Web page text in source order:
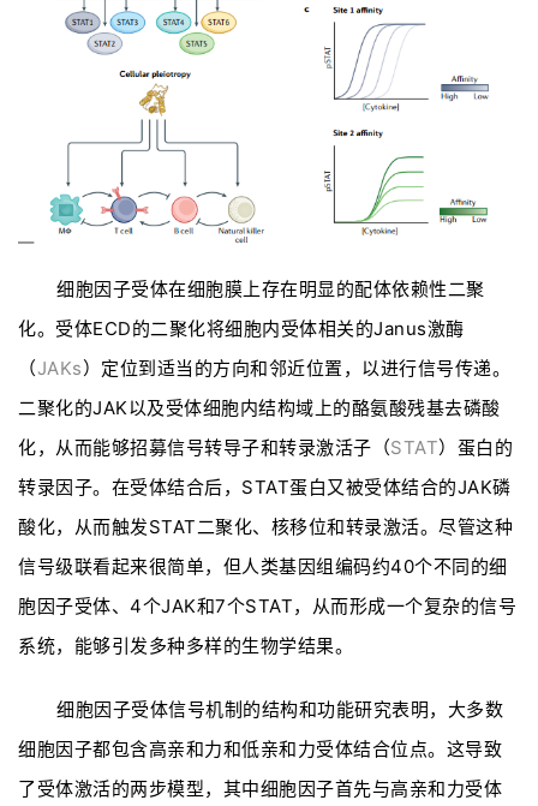
细胞因子受体在细胞膜上存在明显的配体依赖性二聚
化。受体ECD的二聚化将细胞内受体相关的Janus激酶
（JAKs）定位到适当的方向和邻近位置，以进行信号传递。
二聚化的JAK以及受体细胞内结构域上的酪氨酸残基去磷酸
化，从而能够招募信号转导子和转录激活子（STAT）蛋白的
转录因子。在受体结合后，STAT蛋白又被受体结合的JAK磷
酸化，从而触发STAT二聚化、核移位和转录激活。尽管这种
信号级联看起来很简单，但人类基因组编码约40个不同的细
胞因子受体、4个JAK和7个STAT，从而形成一个复杂的信号
系统，能够引发多种多样的生物学结果。
细胞因子受体信号机制的结构和功能研究表明，大多数
细胞因子都包含高亲和力和低亲和力受体结合位点。这导致
了受体激活的两步模型，其中细胞因子首先与高亲和力受体